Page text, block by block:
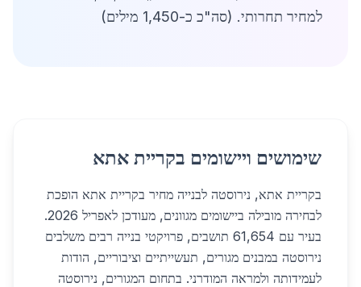
למחיר תחרותי. (סה"כ כ-1,450 מילים)
שימושים ויישומים בקריית אתא
בקריית אתא, נירוסטה לבנייה מחיר בקריית אתא הופכת
לבחירה מובילה ביישומים מגוונים, מעודכן לאפריל 2026.
בעיר עם 61,654 תושבים, פרויקטי בנייה רבים משלבים
נירוסטה במבנים מגורים, תעשייתיים וציבוריים, הודות
לעמידותה ולמראה המודרני. בתחום המגורים, נירוסטה